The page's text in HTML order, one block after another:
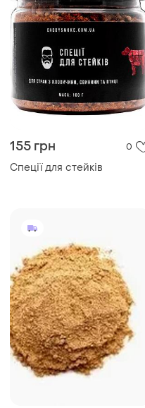
155 грн 0
Спеції для стейків